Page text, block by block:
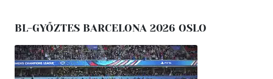
BL-GYŐZTES BARCELONA 2026 OSLO